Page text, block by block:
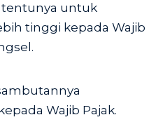
untuk
tinggi kepada Wajib
Wajib Pajak.